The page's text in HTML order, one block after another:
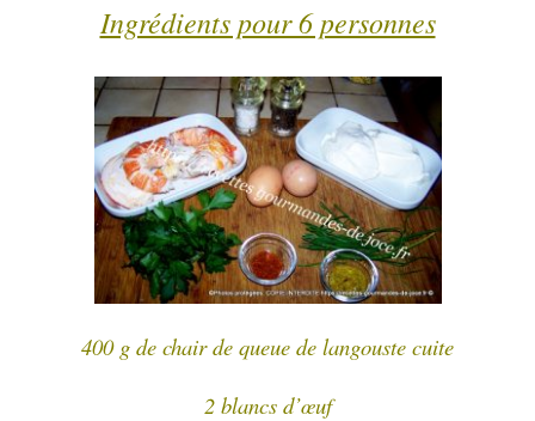
Ingrédients pour 6 personnes
400 g de chair de queue de langouste cuite
2 blancs d’œuf